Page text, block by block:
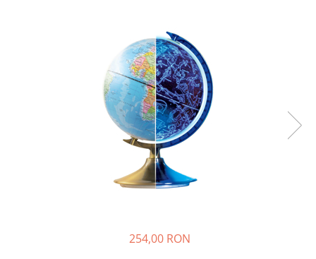
Organele Corpului Uman
Seturi de pictura pentru copii
254,00 RON